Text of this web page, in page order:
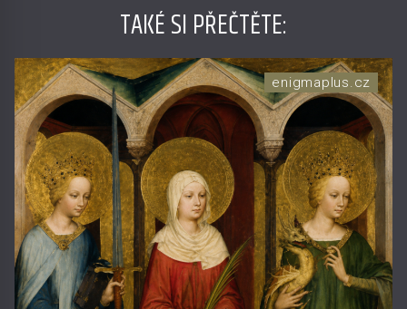
TAKÉ SI PŘEČTĚTE:
enigmaplus.cz